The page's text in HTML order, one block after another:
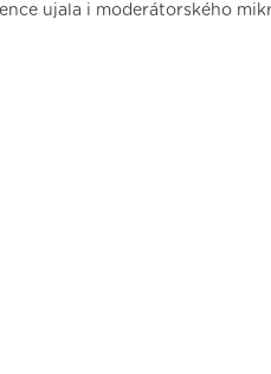
ujala i moderátorského